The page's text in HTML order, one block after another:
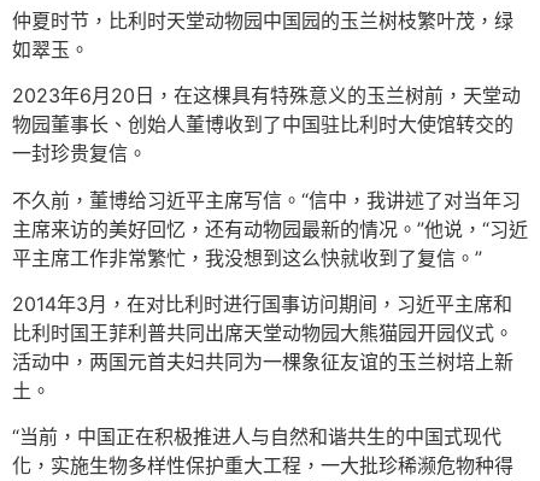
仲夏时节，比利时天堂动物园中国园的玉兰树枝繁叶茂，绿
如翠玉。
2023年6月20日，在这棵具有特殊意义的玉兰树前，天堂动
物园董事长、创始人董博收到了中国驻比利时大使馆转交的
一封珍贵复信。
不久前，董博给习近平主席写信。“信中，我讲述了对当年习
主席来访的美好回忆，还有动物园最新的情况。”他说，“习近
平主席工作非常繁忙，我没想到这么快就收到了复信。”
2014年3月，在对比利时进行国事访问期间，习近平主席和
比利时国王菲利普共同出席天堂动物园大熊猫园开园仪式。
活动中，两国元首夫妇共同为一棵象征友谊的玉兰树培上新
土。
“当前，中国正在积极推进人与自然和谐共生的中国式现代
化，实施生物多样性保护重大工程，一大批珍稀濒危物种得